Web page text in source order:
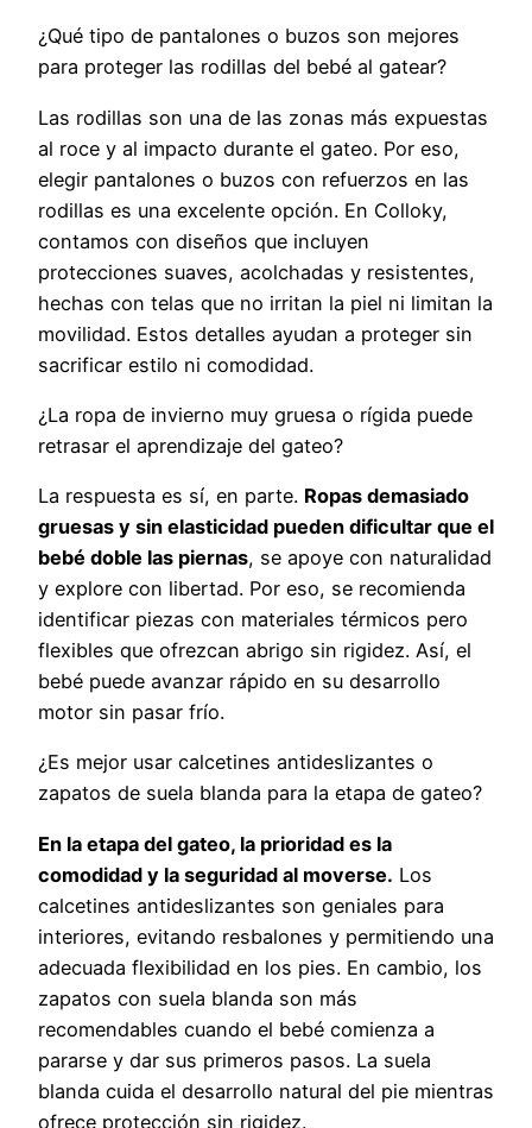
¿Qué tipo de pantalones o buzos son mejores
para proteger las rodillas del bebé al gatear?
Las rodillas son una de las zonas más expuestas
al roce y al impacto durante el gateo. Por eso,
elegir pantalones o buzos con refuerzos en las
rodillas es una excelente opción. En Colloky,
contamos con diseños que incluyen
protecciones suaves, acolchadas y resistentes,
hechas con telas que no irritan la piel ni limitan la
movilidad. Estos detalles ayudan a proteger sin
sacrificar estilo ni comodidad.
¿La ropa de invierno muy gruesa o rígida puede
retrasar el aprendizaje del gateo?
La respuesta es sí, en parte. Ropas demasiado
gruesas y sin elasticidad pueden dificultar que el
bebé doble las piernas, se apoye con naturalidad
y explore con libertad. Por eso, se recomienda
identificar piezas con materiales térmicos pero
flexibles que ofrezcan abrigo sin rigidez. Así, el
bebé puede avanzar rápido en su desarrollo
motor sin pasar frío.
¿Es mejor usar calcetines antideslizantes o
zapatos de suela blanda para la etapa de gateo?
En la etapa del gateo, la prioridad es la
comodidad y la seguridad al moverse. Los
calcetines antideslizantes son geniales para
interiores, evitando resbalones y permitiendo una
adecuada flexibilidad en los pies. En cambio, los
zapatos con suela blanda son más
recomendables cuando el bebé comienza a
pararse y dar sus primeros pasos. La suela
blanda cuida el desarrollo natural del pie mientras
ofrece protección sin rigidez.